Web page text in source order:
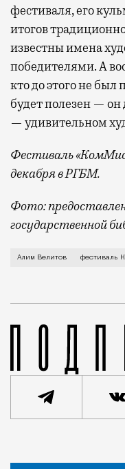
фестиваля, его
итогов
известны имена
победителями. А
кто до этого не
будет полезен — он
— удивительном
Фестиваль
декабря в РГБМ.
Фото:
государственной
О жизни
Алим Велитов фестиваль
Статья
Анастасия Барышева